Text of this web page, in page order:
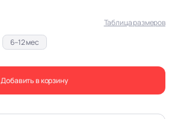
Таблица размеров
6–12 мес
Добавить в корзину